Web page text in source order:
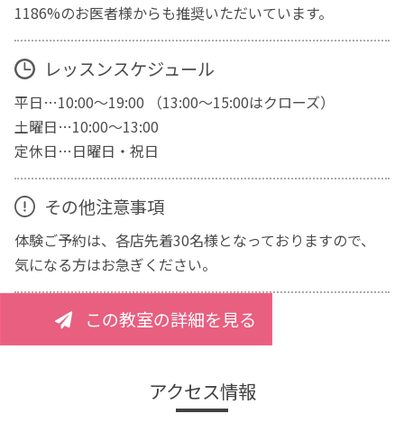
1186%のお医者様からも推奨いただいています。
レッスンスケジュール
平日…10:00～19:00 （13:00～15:00はクローズ）
土曜日…10:00～13:00
定休日…日曜日・祝日
その他注意事項
体験ご予約は、各店先着30名様となっておりますので、
気になる方はお急ぎください。
この教室の詳細を見る
アクセス情報